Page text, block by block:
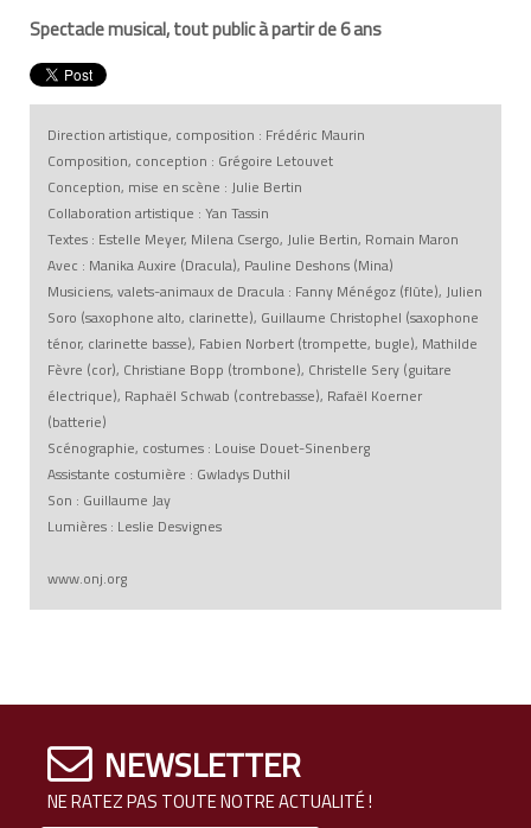
Spectacle musical, tout public à partir de 6 ans
Direction artistique, composition : Frédéric Maurin
Composition, conception : Grégoire Letouvet
Conception, mise en scène : Julie Bertin
Collaboration artistique : Yan Tassin
Textes : Estelle Meyer, Milena Csergo, Julie Bertin, Romain Maron
Avec : Manika Auxire (Dracula), Pauline Deshons (Mina)
Musiciens, valets-animaux de Dracula : Fanny Ménégoz (flûte), Julien
Soro (saxophone alto, clarinette), Guillaume Christophel (saxophone
ténor, clarinette basse), Fabien Norbert (trompette, bugle), Mathilde
Fèvre (cor), Christiane Bopp (trombone), Christelle Sery (guitare
électrique), Raphaël Schwab (contrebasse), Rafaël Koerner
(batterie)
Scénographie, costumes : Louise Douet-Sinenberg
Assistante costumière : Gwladys Duthil
Son : Guillaume Jay
Lumières : Leslie Desvignes
www.onj.org
NEWSLETTER
NE RATEZ PAS TOUTE NOTRE ACTUALITÉ !